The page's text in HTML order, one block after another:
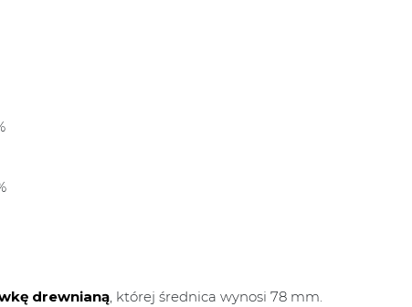
drewnianą, której średnica wynosi 78 mm.